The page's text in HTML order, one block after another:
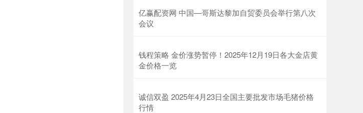
亿赢配资网 中国—哥斯达黎加自贸委员会举行第八次
会议
钱程策略 金价涨势暂停！2025年12月19日各大金店黄
金价格一览
诚信双盈 2025年4月23日全国主要批发市场毛猪价格
行情